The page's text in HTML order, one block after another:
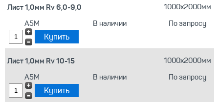
Лист 1,0мм Rv 6,0-9,0
1000х2000мм
А5М
В наличии По запросу
Лист 1,0мм Rv 10-15
1000х2000мм
А5М
В наличии По запросу